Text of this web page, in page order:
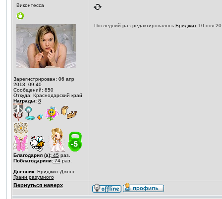
Виконтесса
Зарегистрирован: 06 апр
2013, 09:40
Сообщений: 850
Откуда: Краснодарский край
Награды: 8
Благодарил (а):45 раз.
Поблагодарили:74раз.
Дневник: Бриджит Джонс.
Грани разумного
Последний раз редактировалось Бриджит10 ноя
Вернуться наверх